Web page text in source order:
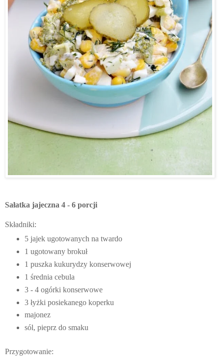
Sałatka jajeczna 4 - 6 porcji
Składniki:
5 jajek ugotowanych na twardo
1 ugotowany brokuł
1 puszka kukurydzy konserwowej
1 średnia cebula
3 - 4 ogórki konserwowe
3 łyżki posiekanego koperku
majonez
sól, pieprz do smaku
Przygotowanie: